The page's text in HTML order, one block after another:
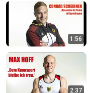
1:56
2:37